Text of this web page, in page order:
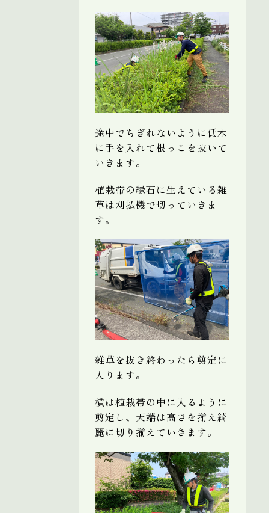
途中でちぎれないように低木
に手を入れて根っこを抜いて
いきます。
植栽帯の縁石に生えている雑
草は刈払機で切っていきま
す。
雑草を抜き終わったら剪定に
入ります。
横は植栽帯の中に入るように
剪定し、天端は高さを揃え綺
麗に切り揃えていきます。